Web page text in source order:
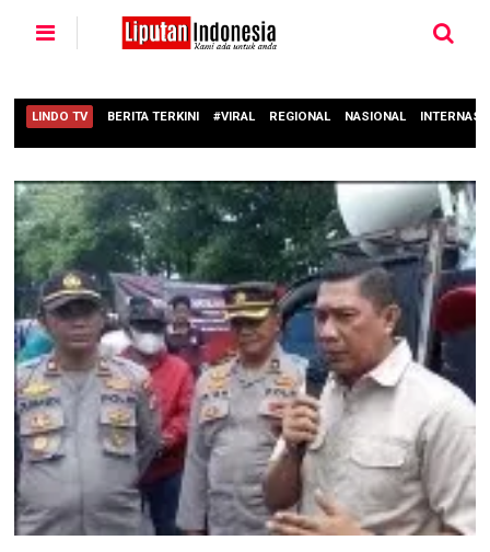
LINDO TV BERITA TERKINI #VIRAL REGIONAL NASIONAL